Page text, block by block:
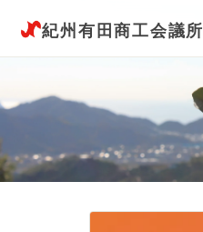
紀州有田商工会議所